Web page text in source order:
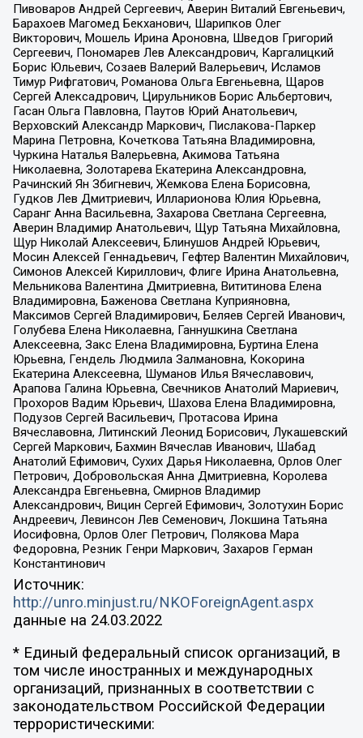
Пивоваров Андрей Сергеевич, Аверин Виталий Евгеньевич,
Барахоев Магомед Бекханович, Шарипков Олег
Викторович, Мошель Ирина Ароновна, Шведов Григорий
Сергеевич, Пономарев Лев Александрович, Каргалицкий
Борис Юльевич, Созаев Валерий Валерьевич, Исламов
Тимур Рифгатович, Романова Ольга Евгеньевна, Щаров
Сергей Алексадрович, Цирульников Борис Альбертович,
Гасан Ольга Павловна, Паутов Юрий Анатольевич,
Верховский Александр Маркович, Пислакова-Паркер
Марина Петровна, Кочеткова Татьяна Владимировна,
Чуркина Наталья Валерьевна, Акимова Татьяна
Николаевна, Золотарева Екатерина Александровна,
Рачинский Ян Збигневич, Жемкова Елена Борисовна,
Гудков Лев Дмитриевич, Илларионова Юлия Юрьевна,
Саранг Анна Васильевна, Захарова Светлана Сергеевна,
Аверин Владимир Анатольевич, Щур Татьяна Михайловна,
Щур Николай Алексеевич, Блинушов Андрей Юрьевич,
Мосин Алексей Геннадьевич, Гефтер Валентин Михайлович,
Симонов Алексей Кириллович, Флиге Ирина Анатольевна,
Мельникова Валентина Дмитриевна, Вититинова Елена
Владимировна, Баженова Светлана Куприяновна,
Максимов Сергей Владимирович, Беляев Сергей Иванович,
Голубева Елена Николаевна, Ганнушкина Светлана
Алексеевна, Закс Елена Владимировна, Буртина Елена
Юрьевна, Гендель Людмила Залмановна, Кокорина
Екатерина Алексеевна, Шуманов Илья Вячеславович,
Арапова Галина Юрьевна, Свечников Анатолий Мариевич,
Прохоров Вадим Юрьевич, Шахова Елена Владимировна,
Подузов Сергей Васильевич, Протасова Ирина
Вячеславовна, Литинский Леонид Борисович, Лукашевский
Сергей Маркович, Бахмин Вячеслав Иванович, Шабад
Анатолий Ефимович, Сухих Дарья Николаевна, Орлов Олег
Петрович, Добровольская Анна Дмитриевна, Королева
Александра Евгеньевна, Смирнов Владимир
Александрович, Вицин Сергей Ефимович, Золотухин Борис
Андреевич, Левинсон Лев Семенович, Локшина Татьяна
Иосифовна, Орлов Олег Петрович, Полякова Мара
Федоровна, Резник Генри Маркович, Захаров Герман
Константинович
Источник:
http://unro.minjust.ru/NKOForeignAgent.aspx
данные на 24.03.2022
* Единый федеральный список организаций, в
том числе иностранных и международных
организаций, признанных в соответствии с
законодательством Российской Федерации
террористическими: